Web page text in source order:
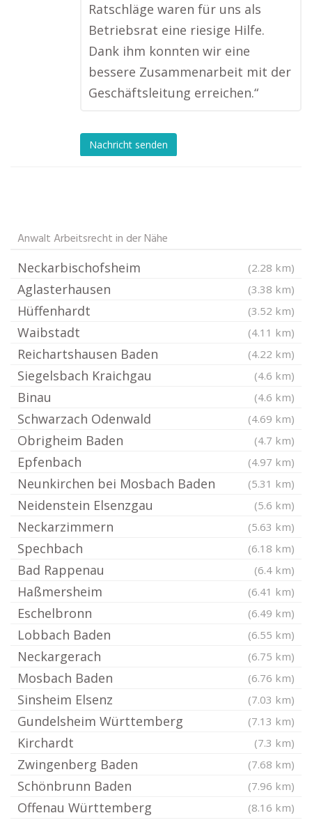
Ratschläge waren für uns als
Betriebsrat eine riesige Hilfe.
Dank ihm konnten wir eine
bessere Zusammenarbeit mit der
Geschäftsleitung erreichen.“
Nachricht senden
Anwalt Arbeitsrecht in der Nähe
Neckarbischofsheim (2.28 km)
Aglasterhausen (3.38 km)
Hüffenhardt (3.52 km)
Waibstadt (4.11 km)
Reichartshausen Baden (4.22 km)
Siegelsbach Kraichgau (4.6 km)
Binau (4.6 km)
Schwarzach Odenwald (4.69 km)
Obrigheim Baden (4.7 km)
Epfenbach (4.97 km)
Neunkirchen bei Mosbach Baden (5.31 km)
Neidenstein Elsenzgau (5.6 km)
Neckarzimmern (5.63 km)
Spechbach (6.18 km)
Bad Rappenau (6.4 km)
Haßmersheim (6.41 km)
Eschelbronn (6.49 km)
Lobbach Baden (6.55 km)
Neckargerach (6.75 km)
Mosbach Baden (6.76 km)
Sinsheim Elsenz (7.03 km)
Gundelsheim Württemberg (7.13 km)
Kirchardt (7.3 km)
Zwingenberg Baden (7.68 km)
Schönbrunn Baden (7.96 km)
Offenau Württemberg (8.16 km)